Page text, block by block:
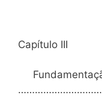
Capítulo III